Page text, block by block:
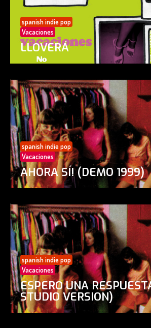
spanish indie pop
Vacaciones
LLOVERÁ
spanish indie pop
Vacaciones
AHORA SÍ! (DEMO 1999)
spanish indie pop
Vacaciones
ESPERO UNA
STUDIO VERSION)